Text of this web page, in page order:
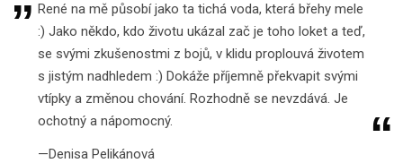
René na mě působí jako ta tichá voda, která břehy mele
:) Jako někdo, kdo životu ukázal zač je toho loket a teď,
se svými zkušenostmi z bojů, v klidu proplouvá životem
s jistým nadhledem :) Dokáže příjemně překvapit svými
vtípky a změnou chování. Rozhodně se nevzdává. Je
ochotný a nápomocný.
Denisa Pelikánová